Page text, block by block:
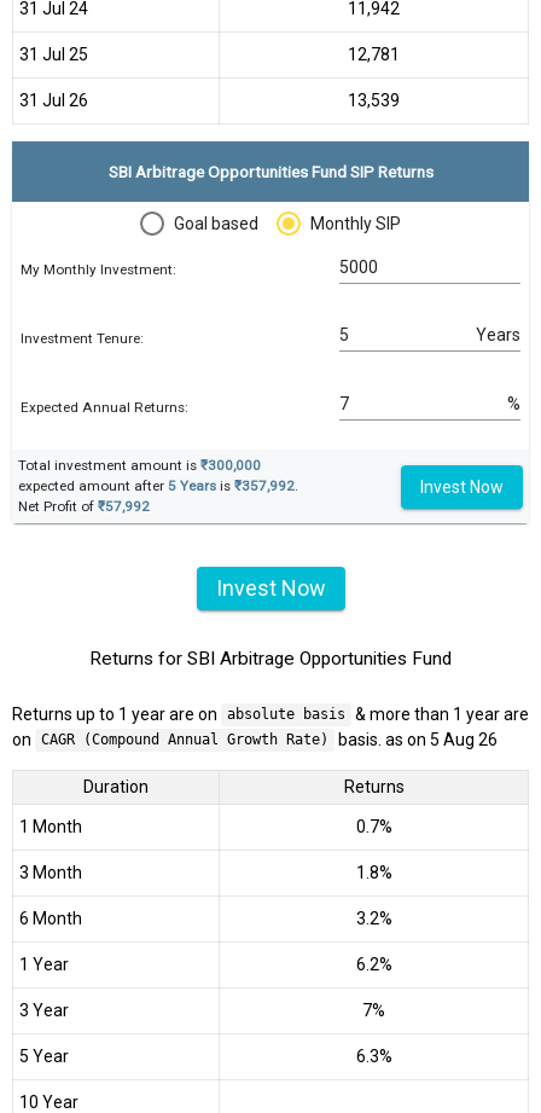
31 Jul 24 ₹11,942
31 Jul 25 ₹12,781
31 Jul 26 ₹13,539
SBI Arbitrage Opportunities Fund SIP Returns
Goal based Monthly SIP
My Monthly Investment:
Investment Tenure: Years
Expected Annual Returns: %
Total investment amount is ₹300,000
expected amount after 5 Years is ₹357,992.
Net Profit of ₹57,992
Invest Now
Invest Now
Returns for SBI Arbitrage Opportunities Fund
Returns up to 1 year are on absolute basis
& more than 1 year are
on
CAGR (Compound Annual Growth Rate) basis. as on 5 Aug 26
Duration Returns
1 Month 0.7%
3 Month 1.8%
6 Month 3.2%
1 Year 6.2%
3 Year 7%
5 Year 6.3%
10 Year